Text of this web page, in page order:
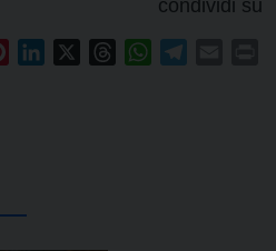
condividi su
PinterestLinkedIn ThreadsWhatsApp